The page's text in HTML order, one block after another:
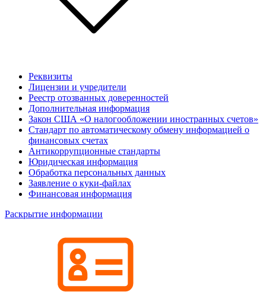
Реквизиты
Лицензии и учредители
Реестр отозванных доверенностей
Дополнительная информация
Закон США «О налогообложении иностранных счетов»
Стандарт по автоматическому обмену информацией о
финансовых счетах
Антикоррупционные стандарты
Юридическая информация
Обработка персональных данных
Заявление о куки-файлах
Финансовая информация
Раскрытие информации